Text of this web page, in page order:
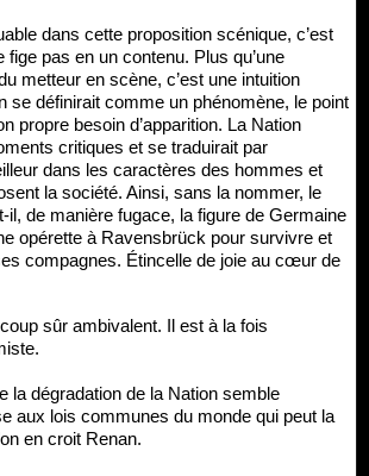
dans cette proposition scénique, c’est
fige pas en un contenu. Plus qu’une
metteur en scène, c’est une intuition
se définirait comme un phénomène, le point
propre besoin d’apparition. La Nation
critiques et se traduirait par
dans les caractères des hommes et
la société. Ainsi, sans la nommer, le
il, de manière fugace, la figure de Germaine
opérette à Ravensbrück pour survivre et
compagnes. Étincelle de joie au cœur de
la dégradation de la Nation semble
aux lois communes du monde qui peut la
en croit Renan.